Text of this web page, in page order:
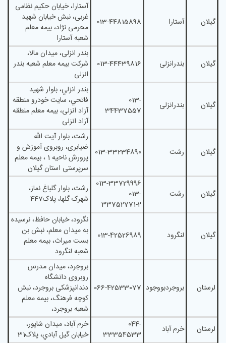
گیلان آستارا 013-44815898
آستارا، خیابان حکیم نظامی
غربی، نبش خیابان شهید
محرمی نژاد، بیمه معلم
شعبه آستارا
گیلان بندرانزلی 013-44439816
بندر انزلی، میدان مالا،
شرکت بیمه معلم شعبه بندر
انزلی
گیلان بندرانزلی
013-
34437557
بندر انزلي، بلوار شهيد
فاتحي، سایت خودرو منطقه
آزاد انزلی، بیمه معلم منطقه
آزاد انزلی
گیلان رشت 013-33234890
رشت، بلوار آیت اللّه
ضیابری، روبروی آموزش و
پرورش ناحیه 1 ، بیمه معلم
سرپرستی استان گیلان
گیلان رشت
013-33729996
013-
33752771-2
رشت، بلوار گلباغ نماز،
شهرک گلها، پلاک447
گیلان لنگرود 013-42526989
نگرود، خیابان حافظ، نرسیده
به میدان معلم، نبش بن
بست میراث، بیمه معلم
شعبه لنگرود
لرستان بروجردبووجود 066-42533077
بروجرد، میدان مدرس
روبروی دانشگاه
دندانپزشکی بروجرد، نبش
کوچه فرهنگ، بیمه معلم
شعبه بروجرد،
لرستان
خرم آباد
044-
33354533
خرم آباد، ميدان شاپور،
خيابان گيل آبادي، پلاک31